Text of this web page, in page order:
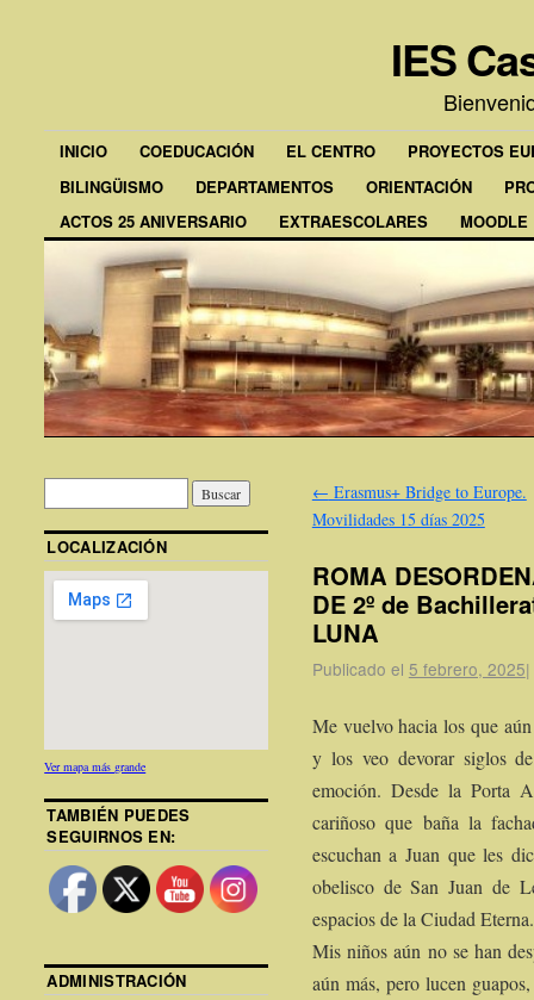
IES
INICIO COEDUCACIÓN EL CENTRO
PROYECTOS
BILINGÜISMO
DEPARTAMENTOS ORIENTACIÓN
ACTOS 25 ANIVERSARIO
EXTRAESCOLARES MOODLE
← Erasmus+ Bridge to Europe.
Movilidades 15 días 2025
ROMA
DE 2º de
LUNA
Publicado el 5 febrero, 2025|
Me vuelvo hacia los que
y los veo devorar siglos
emoción. Desde la Porta
cariñoso que baña la
escuchan a Juan que les
obelisco de San Juan de
espacios de la Ciudad Eterna.
Mis niños aún no se han
aún más, pero lucen
LOCALIZACIÓN
Ver mapa más grande
TAMBIÉN PUEDES
SEGUIRNOS EN:
ADMINISTRACIÓN